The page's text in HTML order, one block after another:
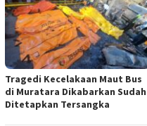
Tragedi Kecelakaan Maut Bus
di Muratara Dikabarkan Sudah
Ditetapkan Tersangka